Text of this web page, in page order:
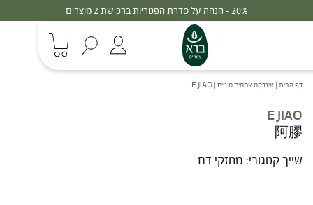
20% - הנחה על סדרת הפטריות ברכישת 2 מוצרים
דף הבית | אינדקס צמחים סיניים |
E JIAO
E JIAO
阿膠
שייך קטגורי: מחזקי דם